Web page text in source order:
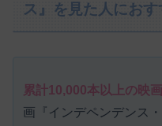
ス』を見た人にお
累計10,000本以上の映
画『インデペンデンス